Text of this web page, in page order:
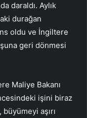
daraldı. Aylık
durağan
oldu ve İngiltere
geri dönmesi
Maliye Bakanı
işini biraz
aşırı